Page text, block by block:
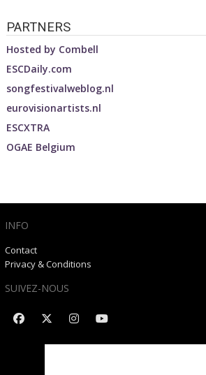
PARTNERS
Hosted by Combell
ESCDaily.com
songfestivalweblog.nl
eurovisionartists.nl
ESCXTRA
OGAE Belgium
INFO
Contact
Privacy & Conditions
SUIVEZ-NOUS